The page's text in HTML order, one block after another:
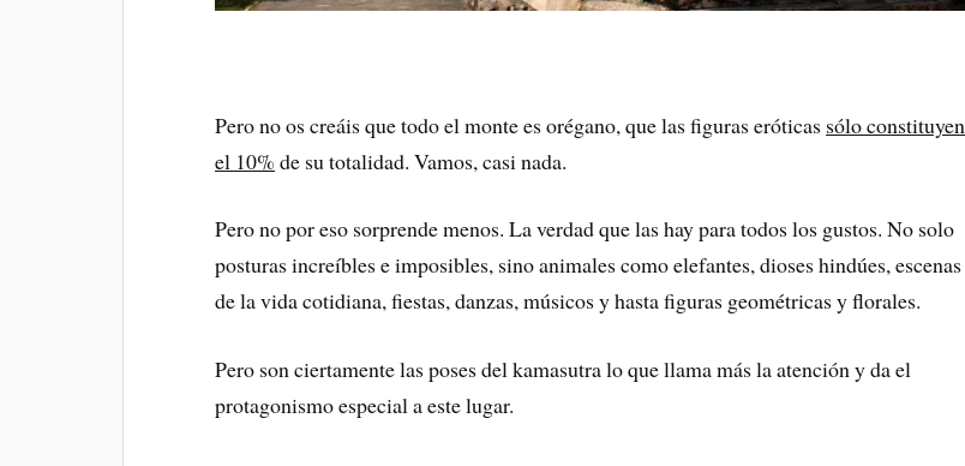
Pero no os creáis que todo el monte es orégano, que las figuras eróticas sólo constituyen
el 10% de su totalidad. Vamos, casi nada.
Pero no por eso sorprende menos. La verdad que las hay para todos los gustos. No solo
posturas increíbles e imposibles, sino animales como elefantes, dioses hindúes, escenas
de la vida cotidiana, fiestas, danzas, músicos y hasta figuras geométricas y florales.
Pero son ciertamente las poses del kamasutra lo que llama más la atención y da el
protagonismo especial a este lugar.